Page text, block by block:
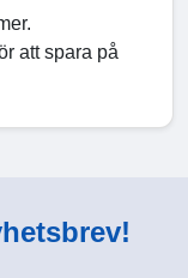
att spara på